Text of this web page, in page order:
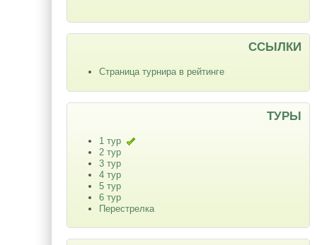
ССЫЛКИ
Страница турнира в рейтинге
ТУРЫ
1 тур
2 тур
3 тур
4 тур
5 тур
6 тур
Перестрелка